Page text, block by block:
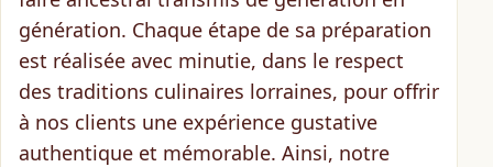
génération. Chaque étape de sa préparation
est réalisée avec minutie, dans le respect
des traditions culinaires lorraines, pour offrir
à nos clients une expérience gustative
authentique et mémorable. Ainsi, notre